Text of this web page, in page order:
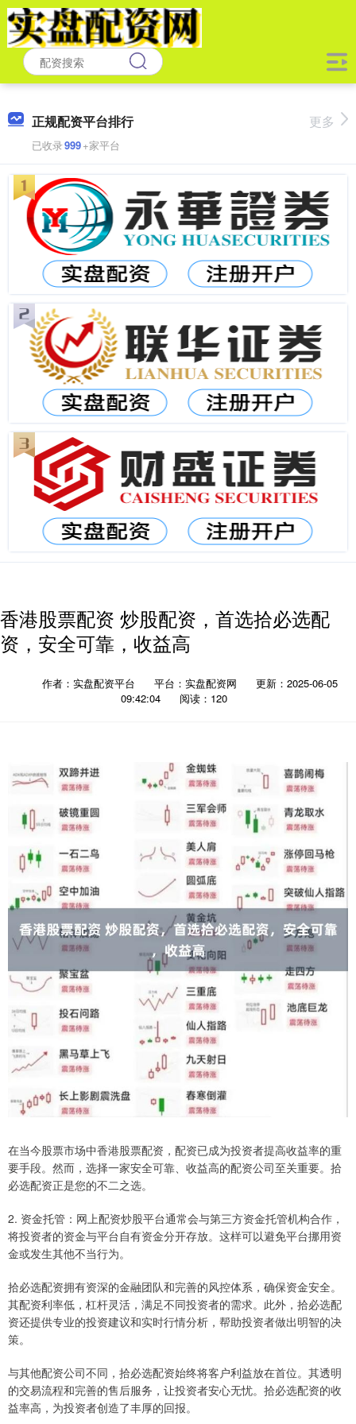
正规配资平台排行
已收录999+家平台
更多
香港股票配资 炒股配资，首选拾必选配
资，安全可靠，收益高
作者：实盘配资平台 平台：实盘配资网
更新：2025-06-05
09:42:04
阅读：120
在当今股票市场中香港股票配资，配资已成为投资者提高收益率的重
要手段。然而，选择一家安全可靠、收益高的配资公司至关重要。拾
必选配资正是您的不二之选。
2. 资金托管：网上配资炒股平台通常会与第三方资金托管机构合作，
将投资者的资金与平台自有资金分开存放。这样可以避免平台挪用资
金或发生其他不当行为。
拾必选配资拥有资深的金融团队和完善的风控体系，确保资金安全。
其配资利率低，杠杆灵活，满足不同投资者的需求。此外，拾必选配
资还提供专业的投资建议和实时行情分析，帮助投资者做出明智的决
策。
与其他配资公司不同，拾必选配资始终将客户利益放在首位。其透明
的交易流程和完善的售后服务，让投资者安心无忧。拾必选配资的收
益率高，为投资者创造了丰厚的回报。